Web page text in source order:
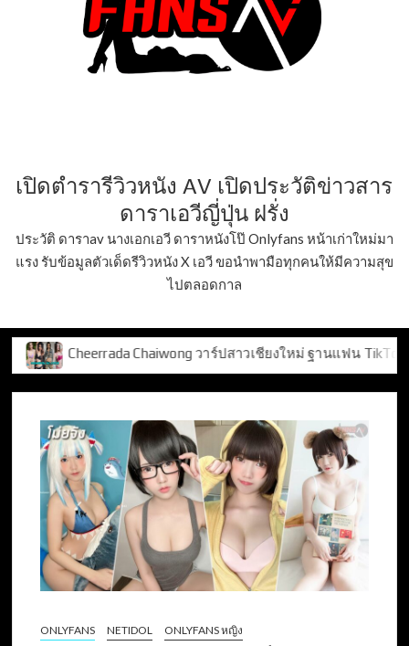
เปิดตำรารีวิวหนัง AV เปิดประวัติข่าวสาร
ดาราเอวีญี่ปุ่น ฝรั่ง
ประวัติ ดาราav นางเอกเอวี ดาราหนังโป๊ Onlyfans หน้าเก่าใหม่มา
แรง รับข้อมูลตัวเด็ดรีวิวหนัง X เอวี ขอนำพามือทุกคนให้มีความสุข
ไปตลอดกาล
วาร์ปสาวเชียงใหม่ ฐานแฟน TikTok 2 แสน+ พัฒน์ทวี
ONLYFANS NETIDOL ONLYFANS หญิง